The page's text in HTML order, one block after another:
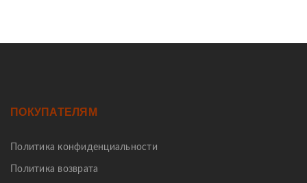
ПОКУПАТЕЛЯМ
Политика конфиденциальности
Политика возврата